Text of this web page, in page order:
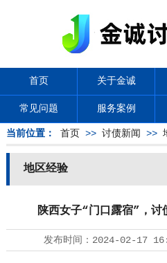
首页 关于金诚
常见问题 服务案例
当前位置： 首页 >> 讨债新闻 >>
地区经验
陕西女子“门口露宿”，讨
发布时间： 2024-02-17